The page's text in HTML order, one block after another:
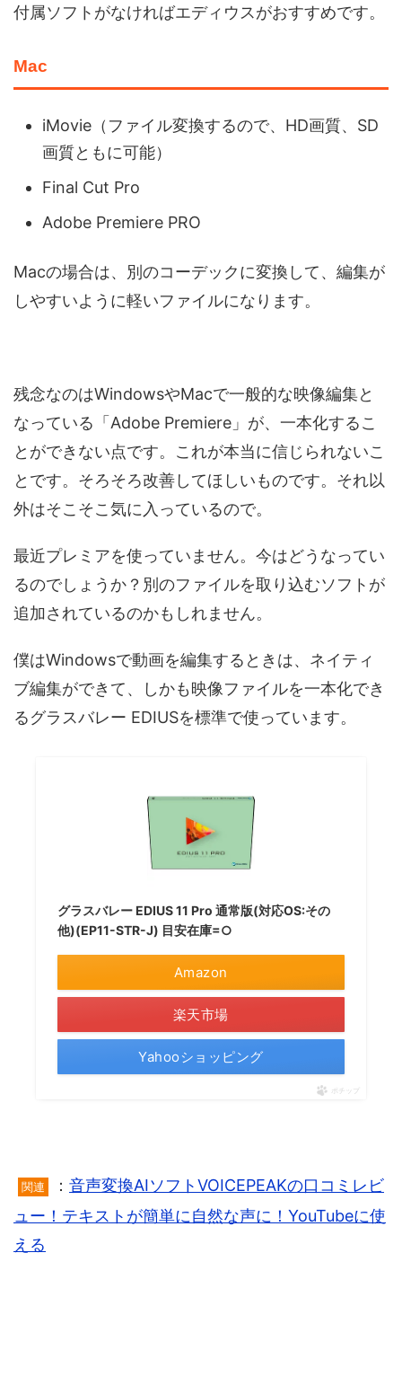
付属ソフトがなければエディウスがおすすめです。
Mac
iMovie（ファイル変換するので、HD画質、SD
画質ともに可能）
Final Cut Pro
Adobe Premiere PRO
Macの場合は、別のコーデックに変換して、編集が
しやすいように軽いファイルになります。
残念なのはWindowsやMacで一般的な映像編集と
なっている「Adobe Premiere」が、一本化するこ
とができない点です。これが本当に信じられないこ
とです。そろそろ改善してほしいものです。それ以
外はそこそこ気に入っているので。
最近プレミアを使っていません。今はどうなってい
るのでしょうか？別のファイルを取り込むソフトが
追加されているのかもしれません。
僕はWindowsで動画を編集するときは、ネイティ
ブ編集ができて、しかも映像ファイルを一本化でき
るグラスバレー EDIUSを標準で使っています。
グラスバレー EDIUS 11 Pro 通常版(対応OS:その
他)(EP11-STR-J) 目安在庫=○
Amazon
楽天市場
Yahooショッピング
ポチップ
関連 ： 音声変換AIソフトVOICEPEAKの口コミレビ
ュー！テキストが簡単に自然な声に！YouTubeに使
える